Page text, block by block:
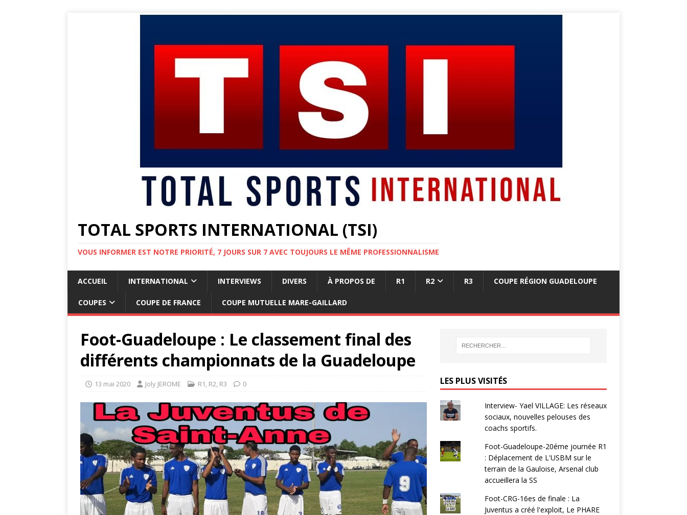
TOTAL SPORTS INTERNATIONAL (TSI)
VOUS INFORMER EST NOTRE PRIORITÉ, 7 JOURS SUR 7 AVEC TOUJOURS LE MÊME PROFESSIONNALISME
ACCUEIL INTERNATIONAL INTERVIEWS DIVERS À PROPOS DE R1 R2 R3 COUPE RÉGION GUADELOUPE
COUPES COUPE DE FRANCE COUPE MUTUELLE MARE-GAILLARD
Foot-Guadeloupe : Le classement final des
différents championnats de la Guadeloupe
13 mai 2020 Joly JEROME R1, R2, R3 0 LES PLUS VISITÉS
Interview- Yael VILLAGE: Les réseaux
sociaux, nouvelles pelouses des
coachs sportifs.
Foot-Guadeloupe-20éme journée R1
: Déplacement de L'USBM sur le
terrain de la Gauloise, Arsenal club
accueillera la SS
Foot-CRG-16es de finale : La
Juventus a créé l'exploit, Le PHARE